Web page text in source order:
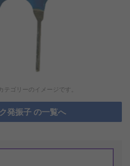
テゴリーのイメージです。
発振子 の一覧へ